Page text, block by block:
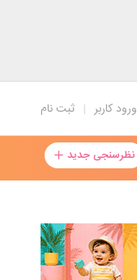
ثبت نام | ورود کاربر
نظرسنجی جدید